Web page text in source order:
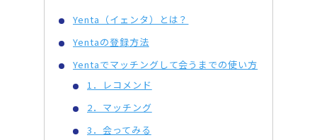
Yenta（イェンタ）とは？
Yentaの登録方法
Yentaでマッチングして会うまでの使い方
1．レコメンド
2．マッチング
3．会ってみる